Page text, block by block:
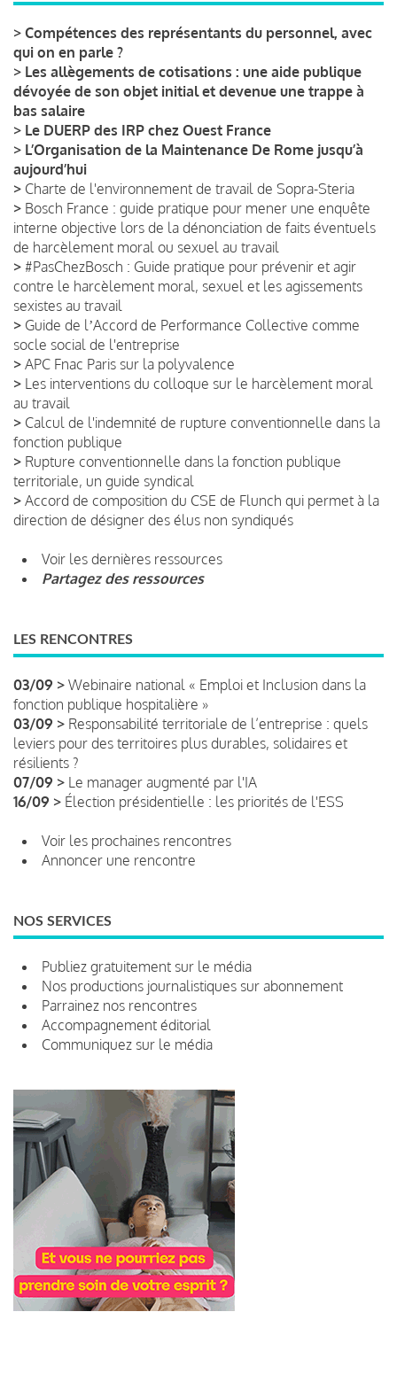
> Compétences des représentants du personnel, avec
qui on en parle ?
> Les allègements de cotisations : une aide publique
dévoyée de son objet initial et devenue une trappe à
bas salaire
> Le DUERP des IRP chez Ouest France
> L’Organisation de la Maintenance De Rome jusqu’à
aujourd’hui
> Charte de l'environnement de travail de Sopra-Steria
> Bosch France : guide pratique pour mener une enquête
interne objective lors de la dénonciation de faits éventuels
de harcèlement moral ou sexuel au travail
> #PasChezBosch : Guide pratique pour prévenir et agir
contre le harcèlement moral, sexuel et les agissements
sexistes au travail
> Guide de lʼAccord de Performance Collective comme
socle social de l'entreprise
> APC Fnac Paris sur la polyvalence
> Les interventions du colloque sur le harcèlement moral
au travail
> Calcul de l'indemnité de rupture conventionnelle dans la
fonction publique
> Rupture conventionnelle dans la fonction publique
territoriale, un guide syndical
> Accord de composition du CSE de Flunch qui permet à la
direction de désigner des élus non syndiqués
Voir les dernières ressources
Partagez des ressources
LES RENCONTRES
03/09 > Webinaire national « Emploi et Inclusion dans la
fonction publique hospitalière »
03/09 > Responsabilité territoriale de l’entreprise : quels
leviers pour des territoires plus durables, solidaires et
résilients ?
07/09 > Le manager augmenté par l'IA
16/09 > Élection présidentielle : les priorités de l'ESS
Voir les prochaines rencontres
Annoncer une rencontre
NOS SERVICES
Publiez gratuitement sur le média
Nos productions journalistiques sur abonnement
Parrainez nos rencontres
Accompagnement éditorial
Communiquez sur le média